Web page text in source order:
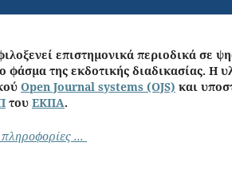
επιστημονικά περιοδικά σε
φάσμα της εκδοτικής διαδικασίας. Η
Open Journal systems (OJS) και
του ΕΚΠΑ.
...